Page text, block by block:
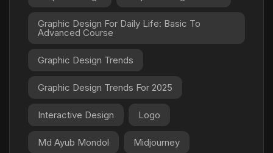
Graphic Design For Daily Life: Basic To
Advanced Course
Graphic Design Trends
Graphic Design Trends For 2025
Interactive Design Logo
Md Ayub Mondol Midjourney